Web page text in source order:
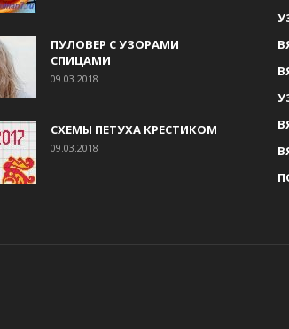
ПУЛОВЕР С УЗОРАМИ
СПИЦАМИ
09.03.2018
СХЕМЫ ПЕТУХА КРЕСТИКОМ
09.03.2018